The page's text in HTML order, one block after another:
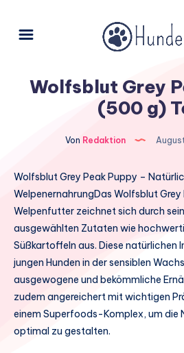
Wolfsblut Grey
(500 g)
Von Redaktion
Wolfsblut Grey Peak Puppy –
WelpenernahrungDas Wolfsblut Grey
Welpenfutter zeichnet sich durch
ausgewählten Zutaten wie
Süßkartoffeln aus. Diese natürlichen
jungen Hunden in der sensiblen
ausgewogene und bekömmliche
zudem angereichert mit wichtigen
einem Superfoods-Komplex, um die
optimal zu gestalten.